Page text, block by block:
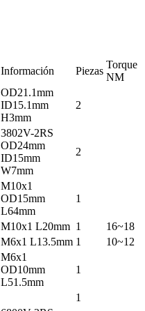
Información Piezas
Torque
NM
OD21.1mm
ID15.1mm
H3mm
2
3802V-2RS
OD24mm
ID15mm
W7mm
2
M10x1
OD15mm
L64mm
1
M10x1 L20mm 1
16~18
M6x1 L13.5mm 1 10~12
M6x1
OD10mm
L51.5mm
1
1